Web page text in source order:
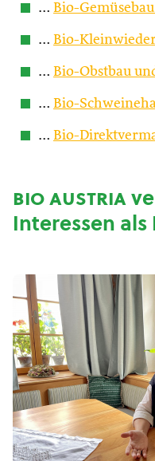
… Bio-
… Bio-
… Bio-Obstbau
… Bio-
… Bio-
bio austria
Interessen